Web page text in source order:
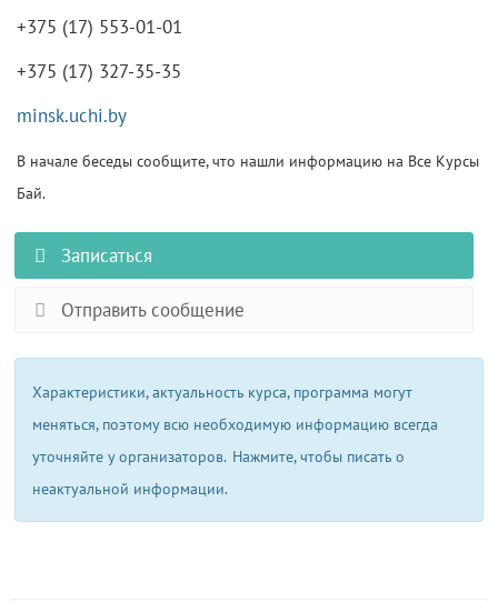
+375 (17) 553-01-01
+375 (17) 327-35-35
minsk.uchi.by
В начале беседы сообщите, что нашли информацию на Все Курсы
Бай.
Записаться
Отправить сообщение
Характеристики, актуальность курса, программа могут
меняться, поэтому всю необходимую информацию всегда
уточняйте у организаторов. Нажмите, чтобы писать о
неактуальной информации.